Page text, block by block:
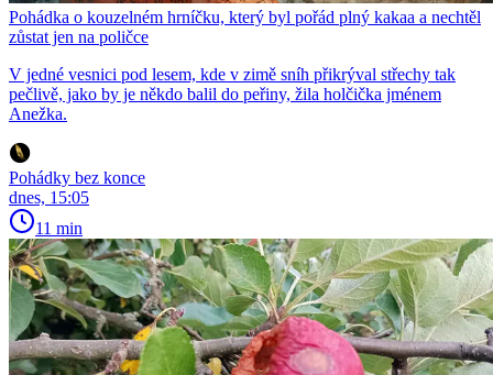
Pohádka o kouzelném hrníčku, který byl pořád plný kakaa a nechtěl
zůstat jen na poličce
V jedné vesnici pod lesem, kde v zimě sníh přikrýval střechy tak
pečlivě, jako by je někdo balil do peřiny, žila holčička jménem
Anežka.
Pohádky bez konce
dnes, 15:05
11 min